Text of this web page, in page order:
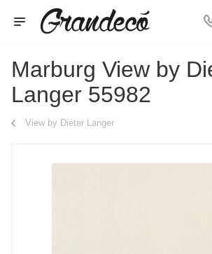
Marburg View by
Langer 55982
View by Dieter Langer